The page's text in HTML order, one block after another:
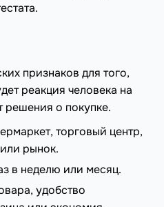
признаков для того,
реакция человека на
решения о покупке.
торговый центр,
рынок.
в неделю или месяц.
удобство